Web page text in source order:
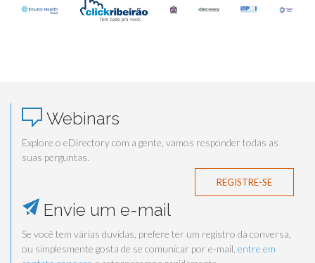
Webinars
Explore o eDirectory com a gente, vamos responder todas as
suas perguntas.
REGISTRE-SE
Envie um e-mail
Se você tem várias duvidas, prefere ter um registro da conversa,
ou simplesmente gosta de se comunicar por e-mail, entre em